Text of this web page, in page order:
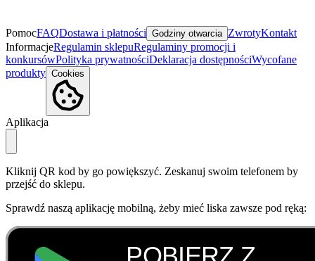
PomocFAQDostawa i płatności Godziny otwarcia ZwrotyKontakt
InformacjeRegulamin sklepuRegulaminy promocji i
konkursówPolityka prywatnościDeklaracja dostępnościWycofane
produkty Cookies
Aplikacja
Kliknij QR kod by go powiększyć. Zeskanuj swoim telefonem by
przejść do sklepu.
Sprawdź naszą aplikację mobilną, żeby mieć liska zawsze pod ręką: